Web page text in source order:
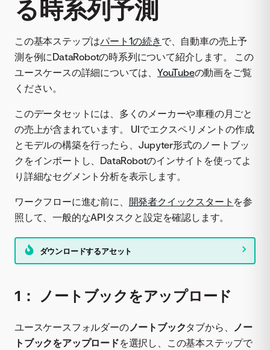
る時系列予測
この基本ステップはパート1の続き で、自動車の売上予
測を例にDataRobotの時系列について紹介します。 この
ユースケースの詳細については、YouTubeの動画をご覧
ください。
このデータセットには、多くのメーカーや車種の月ごと
の売上が含まれています。 UIでエクスペリメントの作成
とモデルの構築を行ったら、Jupyter形式のノートブッ
クをインポートし、DataRobotのインサイトを使ってよ
り詳細なセグメント分析を表示します。
ワークフローに進む前に、 開発者クイックスタート を参
照して、一般的なAPIタスクと設定を確認します。
ダウンロードするアセット
1： ノートブックをアップロード
ユースケースフォルダーのノートブックタブから、 ノー
トブックをアップロードを選択し、この基本ステップで